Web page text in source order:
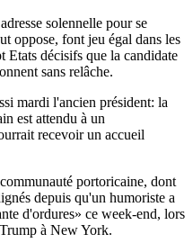
solennelle pour se
oppose, font jeu égal dans les
Etats décisifs que la candidate
sans relâche.
mardi l'ancien président: la
est attendu à un
recevoir un accueil
portoricaine, dont
depuis qu'un humoriste a
d'ordures» ce week-end, lors
à New York.